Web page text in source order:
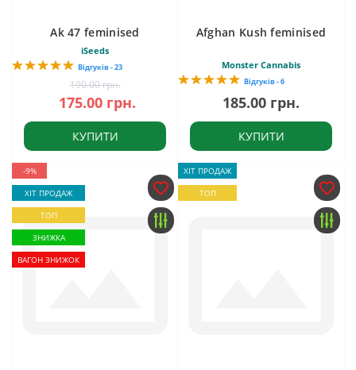
Ak 47 feminised
iSeeds
Відгуків - 23
190.00 грн.
175.00 грн.
КУПИТИ
Afghan Kush feminised
Monster Cannabis
Відгуків - 6
185.00 грн.
КУПИТИ
-9%
ХІТ ПРОДАЖ
ТОП
ЗНИЖКА
ВАГОН ЗНИЖОК
ХІТ ПРОДАЖ
ТОП